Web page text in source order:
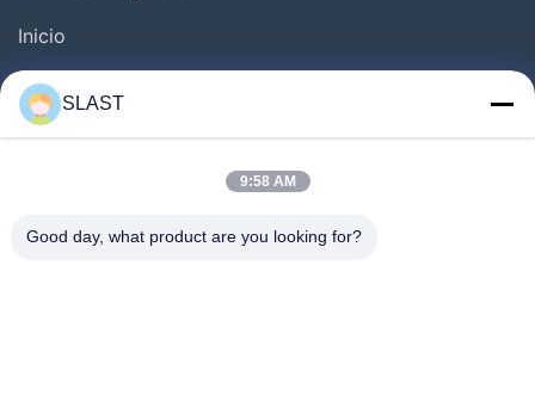
Inicio
Productos
Los Vídeos
Control De Calidad
SLAST
9:58 AM
Good day, what product are you looking for?